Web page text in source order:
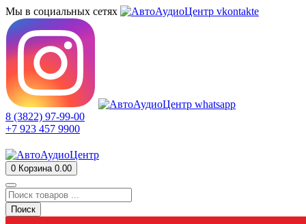
Мы в социальных сетях
8 (3822) 97-99-00
+7 923 457 9900
0 Корзина 0.00
Поиск